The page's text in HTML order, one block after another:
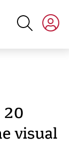
20
visual